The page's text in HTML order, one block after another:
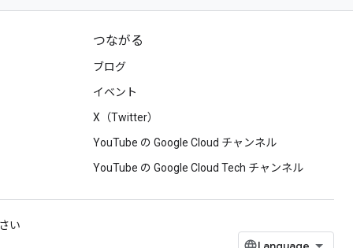
つながる
ブログ
イベント
X（Twitter）
YouTube の Google Cloud チャンネル
YouTube の Google Cloud Tech チャンネル
い